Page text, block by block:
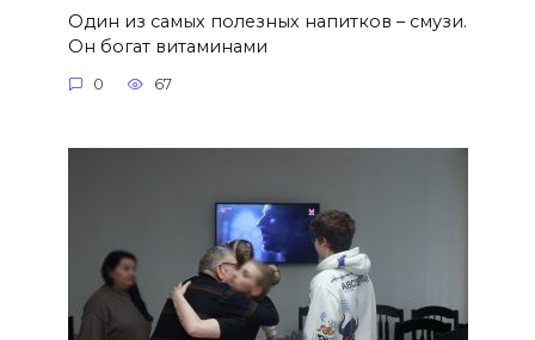
Один из самых полезных напитков – смузи.
Он богат витаминами
0 67